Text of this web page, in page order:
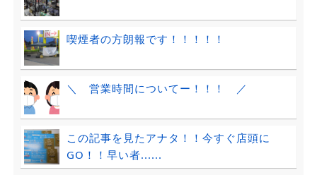
喫煙者の方朗報です！！！！！
＼ 営業時間についてー！！！ ／
この記事を見たアナタ！！今すぐ店頭に
GO！！早い者......